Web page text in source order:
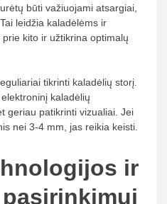
būti važiuojami atsargiai,
leidžia kaladėlėms ir
prie kito ir užtikrina optimalų
tikrinti kaladėlių storį.
kaladėlių
geriau patikrinti vizualiai. Jei
nei 3-4 mm, jas reikia keisti.
ir